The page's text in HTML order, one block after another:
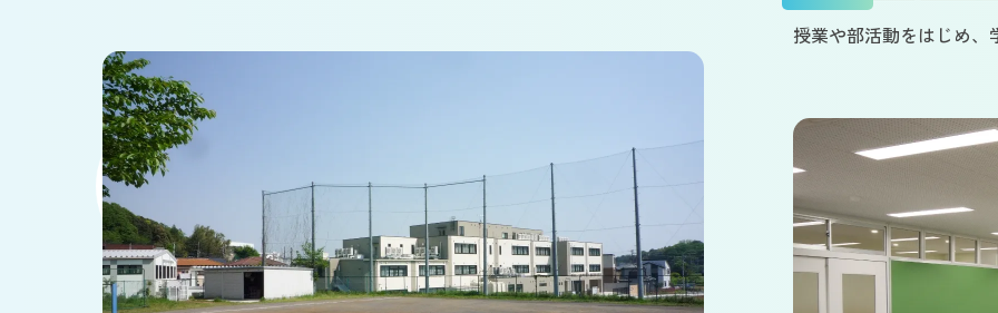
授業や部活動をはじめ